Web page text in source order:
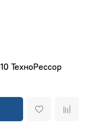
ТехноРессор